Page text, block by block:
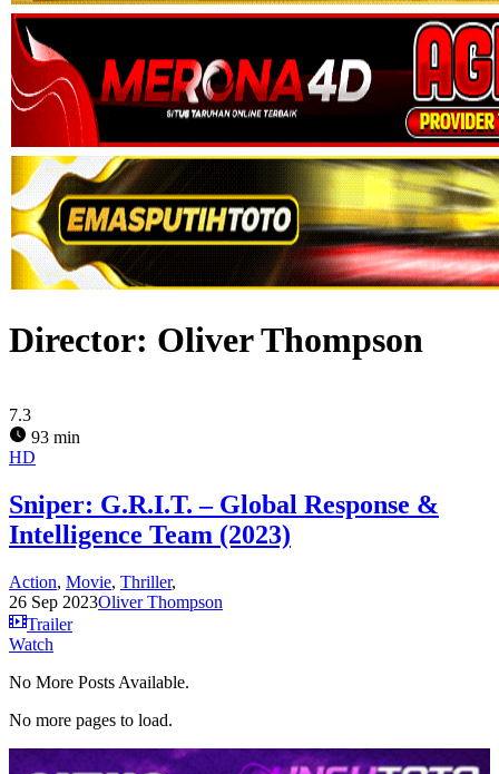
Director: Oliver Thompson
7.3
93 min
HD
Sniper: G.R.I.T. – Global Response &
Intelligence Team (2023)
Action, Movie, Thriller,
26 Sep 2023Oliver Thompson
Trailer
Watch
No More Posts Available.
No more pages to load.